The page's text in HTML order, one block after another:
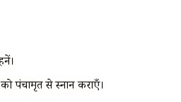
को पंचामृत से स्नान कराएँ।